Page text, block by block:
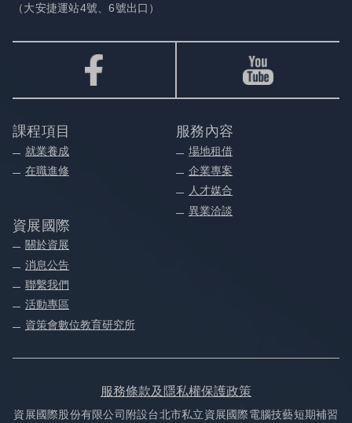
（大安捷運站4號、6號出口）
課程項目
就業養成
在職進修
服務內容
場地租借
企業專案
人才媒合
異業洽談
資展國際
關於資展
消息公告
聯繫我們
活動專區
資策會數位教育研究所
服務條款及隱私權保護政策
資展國際股份有限公司附設台北市私立資展國際電腦技藝短期補習